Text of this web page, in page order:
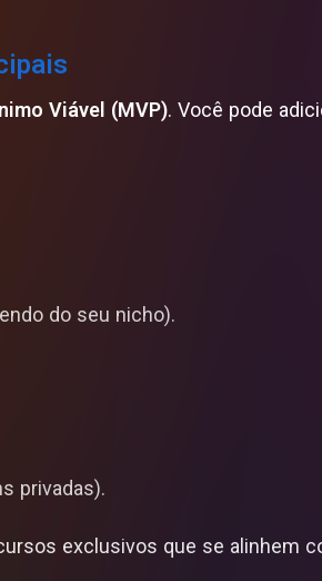
Viável (MVP). Você pode
do seu nicho).
privadas).
exclusivos que se alinhem